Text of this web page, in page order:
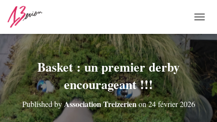
U
F
E
Basket : un premier derby
encourageant !!!
Published byAssociation Treizerienon24 février 2026